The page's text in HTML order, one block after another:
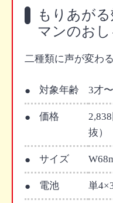
もりあが
マンのおし
二種類に声が変わ
対象年齢 3才〜
価格
抜）
サイズ
電池 単